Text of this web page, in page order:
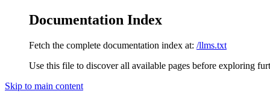
Documentation Index
Fetch the complete documentation index at: /llms.txt
Use this file to discover all available pages before exploring
Skip to main content